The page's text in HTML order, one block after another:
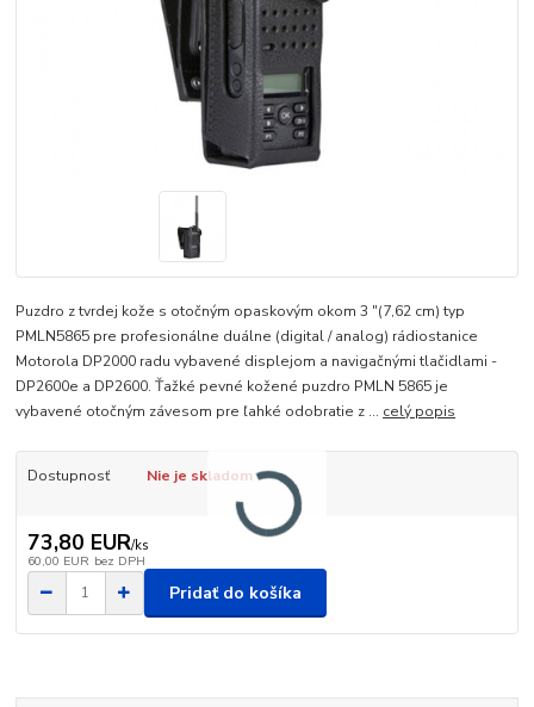
Puzdro z tvrdej kože s otočným opaskovým okom 3 "(7,62 cm) typ
PMLN5865 pre profesionálne duálne (digital / analog) rádiostanice
Motorola DP2000 radu vybavené displejom a navigačnými tlačidlami -
DP2600e a DP2600. Ťažké pevné kožené puzdro PMLN 5865 je
vybavené otočným závesom pre ľahké odobratie z ... celý popis
Dostupnosť Nie je skladom
73,80 EUR/ks
60,00 EUR bez DPH
Pridať do košíka